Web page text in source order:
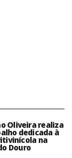
Oliveira realiza
dedicada à
na
Douro